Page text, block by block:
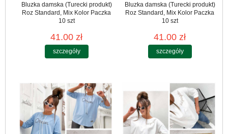
Bluzka damska (Turecki produkt)
Roz Standard, Mix Kolor Paczka
10 szt
41.00 zł
szczegóły
Bluzka damska (Turecki produkt)
Roz Standard, Mix Kolor Paczka
10 szt
41.00 zł
szczegóły